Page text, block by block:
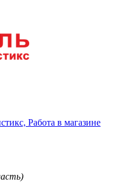
Работа в магазине